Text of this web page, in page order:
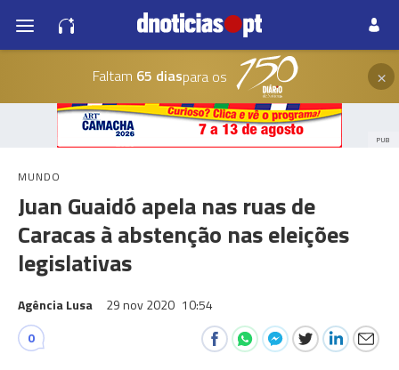
Faltam 65 diaspara os ×
PUB
MUNDO
Juan Guaidó apela nas ruas de
Caracas à abstenção nas eleições
legislativas
Agência Lusa 29 nov 2020 10:54
0